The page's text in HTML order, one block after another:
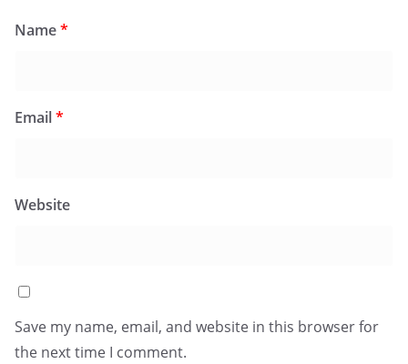
Name*
Email*
Website
Save my name, email, and website in this browser for
the next time I comment.